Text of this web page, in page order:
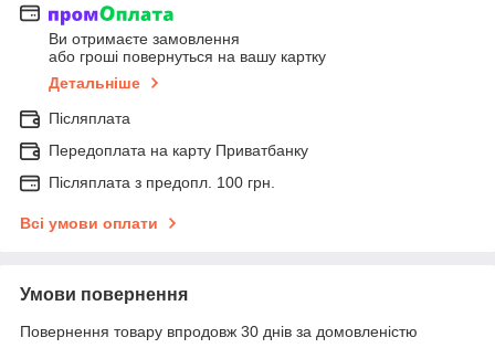
Ви отримаєте замовлення
або гроші повернуться на вашу картку
Детальніше
Післяплата
Передоплата на карту Приватбанку
Післяплата з предопл. 100 грн.
Всі умови оплати
Умови повернення
Повернення товару впродовж 30 днів за домовленістю